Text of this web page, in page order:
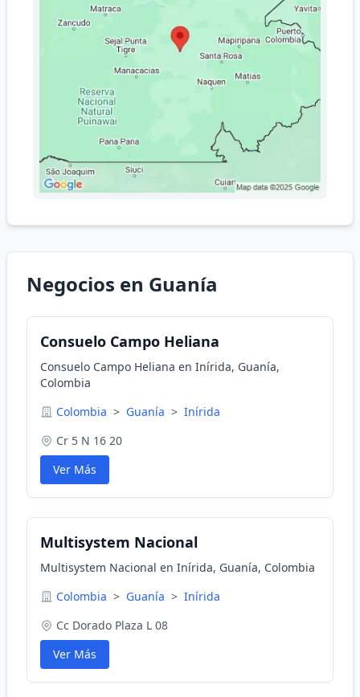
Negocios en Guanía
Consuelo Campo Heliana
Consuelo Campo Heliana en Inírida, Guanía,
Colombia
Colombia > Guanía > Inírida
Cr 5 N 16 20
Ver Más
Multisystem Nacional
Multisystem Nacional en Inírida, Guanía, Colombia
Colombia > Guanía > Inírida
Cc Dorado Plaza L 08
Ver Más